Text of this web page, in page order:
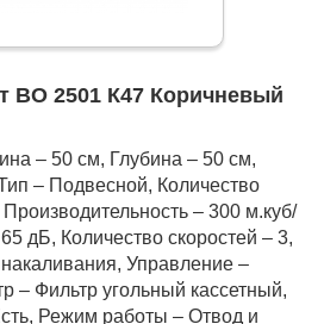
ВО 2501 К47 Коричневый
– 50 см, Глубина – 50 см,
– Подвесной, Количество
– 300 м.куб/
дБ, Количество скоростей – 3,
Управление –
– Фильтр угольный кассетный,
Режим работы – Отвод и